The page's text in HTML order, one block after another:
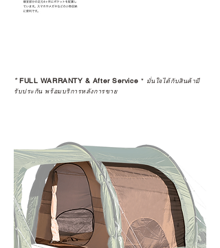
*FULL WARRANTY & After Service * มั่นใจได้กับสินค้ามี
รับประกัน พร้อมบริการหลังการขาย